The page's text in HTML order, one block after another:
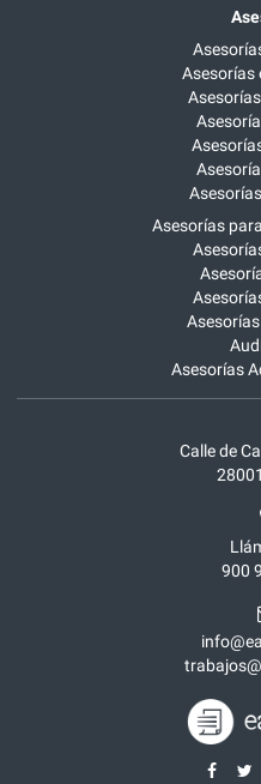
Asesorías
Asesorías
Asesorías
Calle de
28001
900